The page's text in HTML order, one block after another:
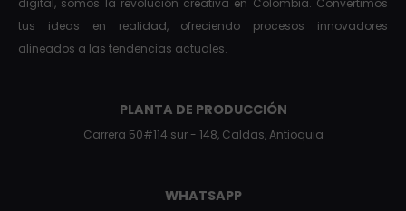
tus ideas en realidad, ofreciendo procesos innovadores
alineados a las tendencias actuales.
PLANTA DE PRODUCCIÓN
Carrera 50#114 sur - 148, Caldas, Antioquia
WHATSAPP